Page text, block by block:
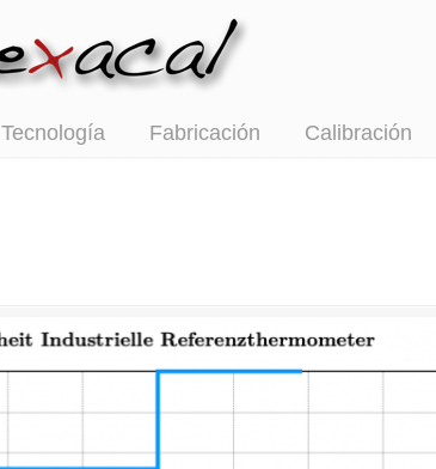
Tecnología Fabricación Calibración